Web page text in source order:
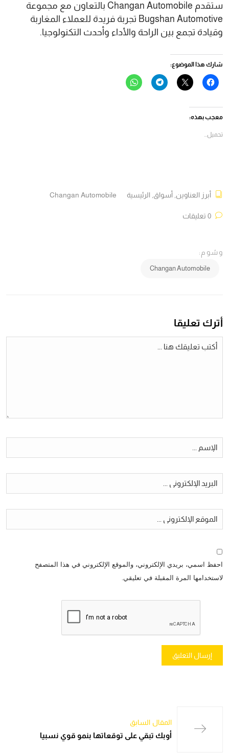
ستقدم Changan Automobile بالتعاون مع مجموعة
Bugshan Automotive تجربة فريدة للعملاء المغاربة
وقيادة تجمع بين الراحة والأداء وأحدث التكنولوجيا.
شارك هذا الموضوع:
انقر
للمشاركة
(فتح
في
نافذة
النقر
للمشاركة
انقر
للمشاركة
انقر
للمشاركة
معجب بهذه:
تحميل...
أبرز العناوين أسواق الرئيسية Changan Automobile
وسُوم:
Changan Automobile
أترك تعليقا
احفظ اسمي، بريدي الإلكتروني، والموقع الإلكتروني في هذا المتصفح
لاستخدامها المرة المقبلة في تعليقي.
المقال السابق
أوبك تبقي على توقعاتها بنمو قوي نسبيا